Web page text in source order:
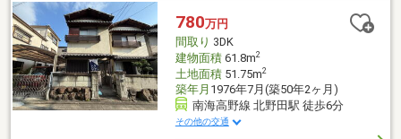
780万円
間取り 3DK
建物面積61.8m2
土地面積51.75m2
築年月 1976年7月(築50年2ヶ月)
南海高野線 北野田駅 徒歩6分
その他の交通